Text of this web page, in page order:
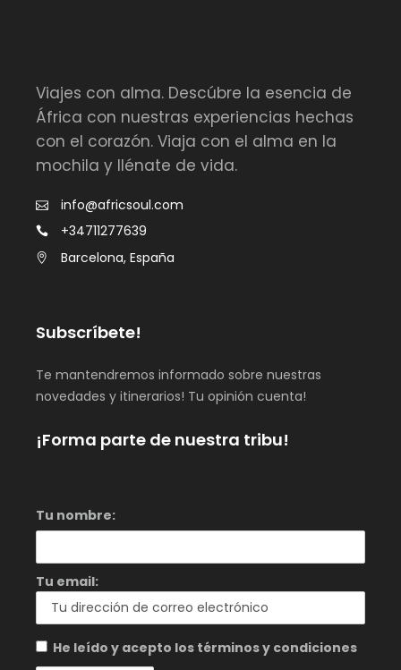
Viajes con alma. Descúbre la esencia de
África con nuestras experiencias hechas
con el corazón. Viaja con el alma en la
mochila y llénate de vida.
info@africsoul.com
+34711277639
Barcelona, España
Subscríbete!
Te mantendremos informado sobre nuestras
novedades y itinerarios! Tu opinión cuenta!
¡Forma parte de nuestra tribu!
Tu nombre:
Tu email:
He leído y acepto los términos y condiciones